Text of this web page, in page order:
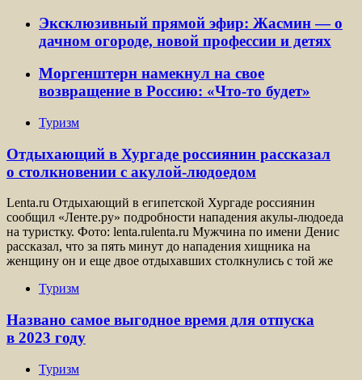
Эксклюзивный прямой эфир: Жасмин — о
дачном огороде, новой профессии и детях
Моргенштерн намекнул на свое
возвращение в Россию: «Что-то будет»
Туризм
Отдыхающий в Хургаде россиянин рассказал
о столкновении с акулой-людоедом
Lenta.ru Отдыхающий в египетской Хургаде россиянин
сообщил «Ленте.ру» подробности нападения акулы-людоеда
на туристку. Фото: lenta.rulenta.ru Мужчина по имени Денис
рассказал, что за пять минут до нападения хищника на
женщину он и еще двое отдыхавших столкнулись с той же
Туризм
Названо самое выгодное время для отпуска
в 2023 году
Туризм